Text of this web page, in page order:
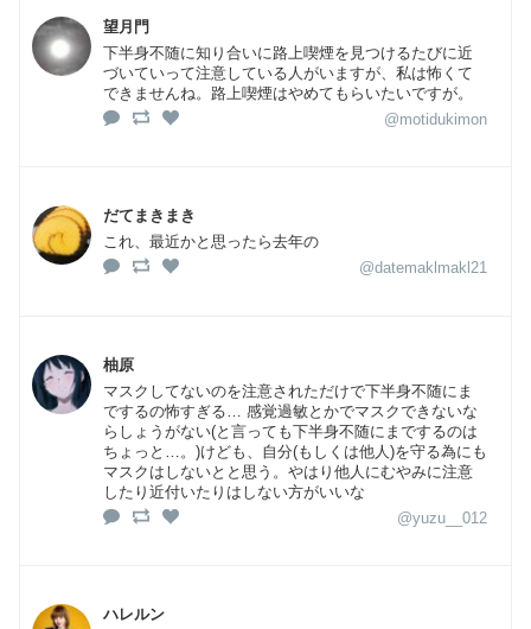
望月門
下半身不随に知り合いに路上喫煙を見つけるたびに近
づいていって注意している人がいますが、私は怖くて
できませんね。路上喫煙はやめてもらいたいですが。
@motidukimon
だてまきまき
これ、最近かと思ったら去年の
@datemaklmakl21
柚原
マスクしてないのを注意されただけで下半身不随にま
でするの怖すぎる… 感覚過敏とかでマスクできないな
らしょうがない(と言っても下半身不随にまでするのは
ちょっと…。)けども、自分(もしくは他人)を守る為にも
マスクはしないとと思う。やはり他人にむやみに注意
したり近付いたりはしない方がいいな
@yuzu__012
ハレルン